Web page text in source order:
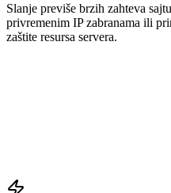
Slanje previše brzih zahteva
privremenim IP zabranama ili
zaštite resursa servera.